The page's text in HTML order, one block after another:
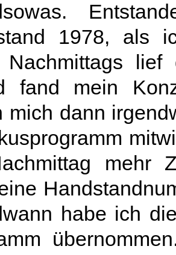
1978, als
Nachmittags
fand mein
mich dann
mehr
habe ich